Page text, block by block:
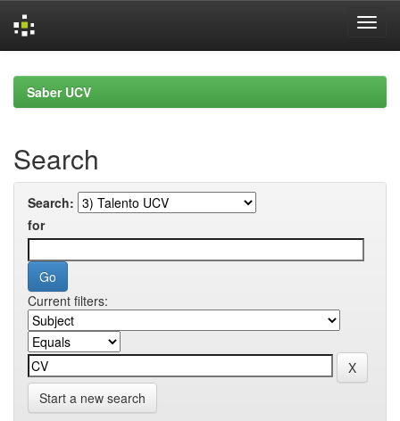
navigationSaber UCV
Search
Search:
for
Current filters:
Start a new search